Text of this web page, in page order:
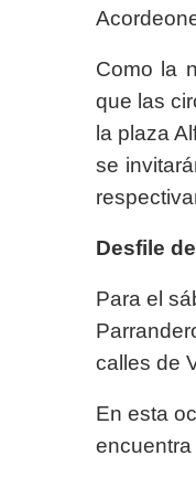
Como la
que las
la plaza
se
Desfile
Para el
calles de
En esta